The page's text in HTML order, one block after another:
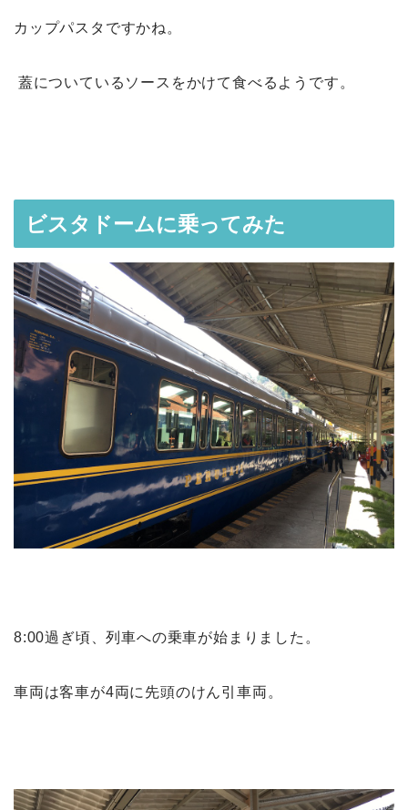
カップパスタですかね。
蓋についているソースをかけて食べるようです。
ビスタドームに乗ってみた
8:00過ぎ頃、列車への乗車が始まりました。
車両は客車が4両に先頭のけん引車両。